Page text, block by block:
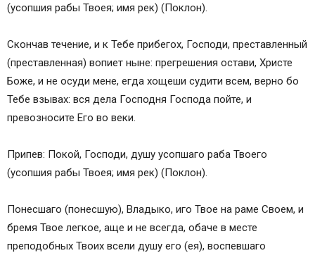
(усопшия рабы Твоея; имя рек) (Поклон).
Скончав течение, и к Тебе прибегох, Господи, преставленный
(преставленная) вопиет ныне: прегрешения остави, Христе
Боже, и не осуди мене, егда хощеши судити всем, верно бо
Тебе взывах: вся дела Господня Господа пойте, и
превозносите Его во веки.
Припев: Покой, Господи, душу усопшаго раба Твоего
(усопшия рабы Твоея; имя рек) (Поклон).
Понесшаго (понесшую), Владыко, иго Твое на раме Своем, и
бремя Твое легкое, аще и не всегда, обаче в месте
преподобных Твоих всели душу его (ея), воспевшаго